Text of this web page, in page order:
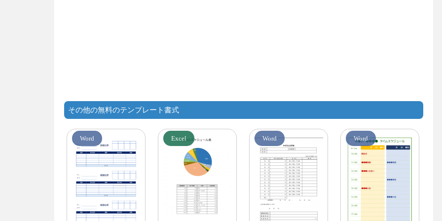
その他の無料のテンプレート書式
Word Excel Word Word